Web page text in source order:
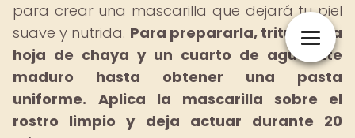
para crear una mascarilla que dejará tu piel
suave y nutrida. Para prepararla, tritura una
hoja de chaya y un cuarto de aguacate
maduro hasta obtener una pasta
uniforme.
Aplica la mascarilla sobre el
rostro limpio y deja actuar durante 20